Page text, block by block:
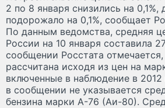
2 по 8 января снизились на 0,1%,
подорожало на 0,1%, сообщает
По данным ведомства, средняя
России на 10 января составила
сообщении Росстата
рассчитана исходя из цен на
включенные в наблюдение в 2012
в сообщении не указывается
бензина марки А-76 (Аи-80).